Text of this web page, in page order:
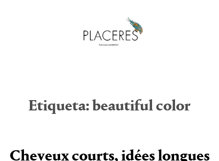
Etiqueta: beautiful color
Cheveux courts, idées longues